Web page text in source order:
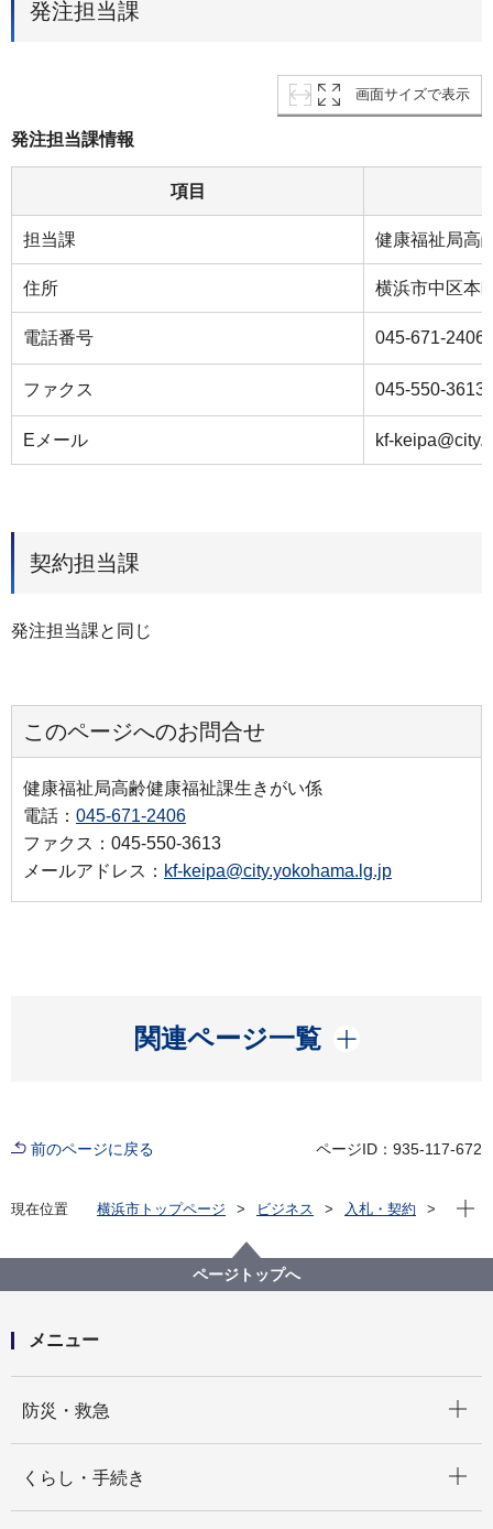
発注担当課
画面サイズで表示
発注担当課情報
項目
担当課 健康福祉局高
住所 横浜市中区本
電話番号 045-671-2406
ファクス 045-550-3613
Eメール kf-
契約担当課
発注担当課と同じ
このページへのお問合せ
健康福祉局高齢健康福祉課生きがい係
電話： 045-671-2406
ファクス：045-550-3613
メールアドレス： kf-keipa@city.yokohama.lg.jp
関連ページ一覧
開く
前のページに戻る ページID：935-117-672
現在位置 横浜市トップページ ビジネス
入札・契約
【入札結果掲載】【公募型指名競争入札】令和６年度
敬老特別乗車証問い合わせ応対業務委託
現在
ページトップへ
メニュー
防災・救急
くらし・手続き